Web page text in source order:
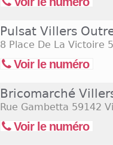
Pulsat Villers
8 Place De La Victoire
Voir le numéro
Bricomarché
Rue Gambetta 59142
Voir le numéro